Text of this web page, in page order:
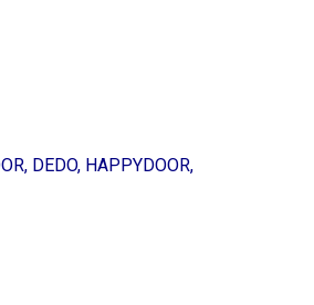
DEDO, HAPPYDOOR,